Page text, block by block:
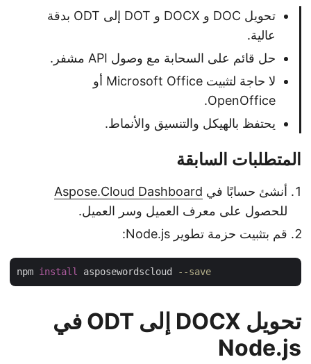
تحويل DOC و DOCX و DOT إلى ODT بدقة
عالية.
حل قائم على السحابة مع وصول API مشفر.
لا حاجة لتثبيت Microsoft Office أو
OpenOffice.
يحتفظ بالهيكل والتنسيق والأنماط.
المتطلبات السابقة
أنشئ حسابًا في Aspose.Cloud Dashboard
للحصول على معرف العميل وسر العميل.
قم بتثبيت حزمة تطوير Node.js:
npm install asposewordscloud --save
تحويل DOCX إلى ODT في
Node.js